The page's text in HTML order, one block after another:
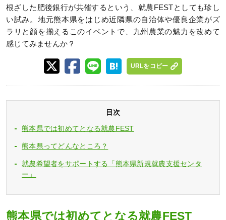
根ざした肥後銀行が共催するという、就農FESTとしても珍し
い試み。地元熊本県をはじめ近隣県の自治体や優良企業がズ
ラリと顔を揃えるこのイベントで、九州農業の魅力を改めて
感じてみませんか？
URLをコピー
目次
熊本県では初めてとなる就農FEST
熊本県ってどんなところ？
就農希望者をサポートする「熊本県新規就農支援センタ
ー」
熊本県では初めてとなる就農FEST